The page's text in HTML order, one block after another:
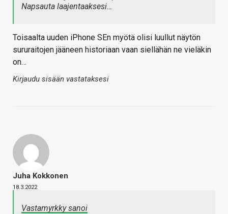
Napsauta laajentaaksesi…
Toisaalta uuden iPhone SEn myötä olisi luullut näytön
sururaitojen jääneen historiaan vaan siellähän ne vieläkin
on…
Kirjaudu sisään vastataksesi
Juha Kokkonen
18.3.2022
Vastamyrkky sanoi